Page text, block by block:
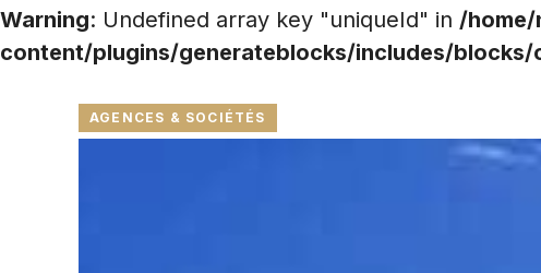
Warning: Undefined array key "uniqueId" in /
content/plugins/generateblocks/includes/blocks/
AGENCES & SOCIÉTÉS